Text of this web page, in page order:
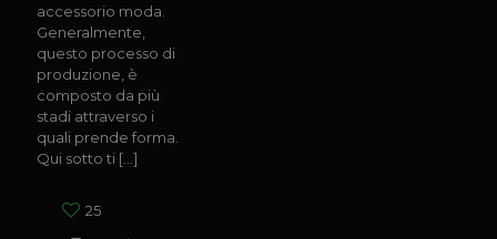
accessorio moda.
Generalmente,
questo processo di
produzione, è
composto da più
stadi attraverso i
quali prende forma.
Qui sotto ti […]
25